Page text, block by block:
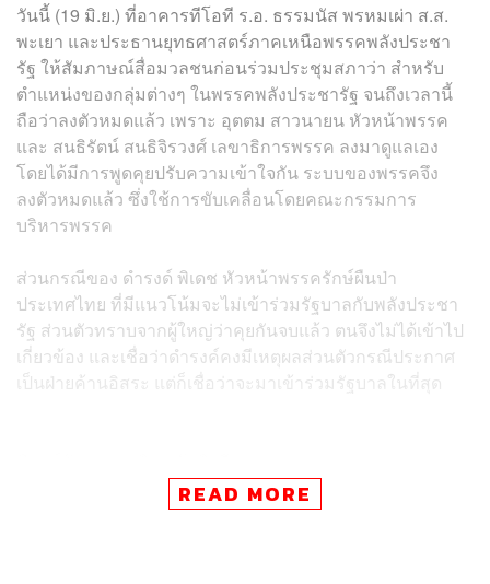
วันนี้ (19 มิ.ย.) ที่อาคารทีโอที ร.อ. ธรรมนัส พรหมเผ่า ส.ส.
พะเยา และประธานยุทธศาสตร์ภาคเหนือพรรคพลังประชา
รัฐ ให้สัมภาษณ์สื่อมวลชนก่อนร่วมประชุมสภาว่า สำหรับ
ตำแหน่งของกลุ่มต่างๆ ในพรรคพลังประชารัฐ จนถึงเวลานี้
ถือว่าลงตัวหมดแล้ว เพราะ อุตตม สาวนายน หัวหน้าพรรค
และ สนธิรัตน์ สนธิจิรวงศ์ เลขาธิการพรรค ลงมาดูแลเอง
โดยได้มีการพูดคุยปรับความเข้าใจกัน ระบบของพรรคจึง
ลงตัวหมดแล้ว ซึ่งใช้การขับเคลื่อนโดยคณะกรรมการ
บริหารพรรค
ส่วนกรณีของ ดำรงด์ พิเดช หัวหน้าพรรครักษ์ผืนป่า
ประเทศไทย ที่มีแนวโน้มจะไม่เข้าร่วมรัฐบาลกับพลังประชา
รัฐ ส่วนตัวทราบจากผู้ใหญ่ว่าคุยกันจบแล้ว ตนจึงไม่ได้เข้าไป
เกี่ยวข้อง และเชื่อว่าดำรงค์คงมีเหตุผลส่วนตัวกรณีประกาศ
เป็นฝ่ายค้านอิสระ แต่ก็เชื่อว่าจะมาเข้าร่วมรัฐบาลในที่สุด
พรรคพลังประชารัฐ ธรรมนัส พรหมเผ่า
READ MORE